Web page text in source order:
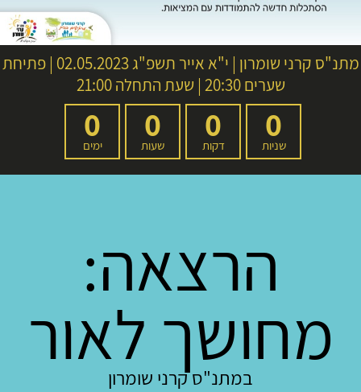
מתנ"ס קרני שומרון | י"א אייר תשפ"ג
02.05.2023 | פתיחת
שערים 20:30 | שעת התחלה 21:00
0
שניות
0
דקות
0
שעות
0
ימים
הרצאה:
מחושך לאור
במתנ"ס קרני שומרון